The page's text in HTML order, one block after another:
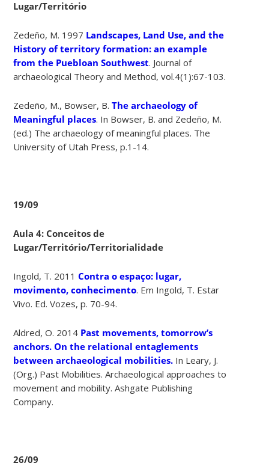
Lugar/Território
Zedeño, M. 1997 Landscapes, Land Use, and the
History of territory formation: an example
from the Puebloan Southwest. Journal of
archaeological Theory and Method, vol.4(1):67-103.
Zedeño, M., Bowser, B.The archaeology of
Meaningful places. In Bowser, B. and Zedeño, M.
(ed.) The archaeology of meaningful places. The
University of Utah Press, p.1-14.
19/09
Aula 4: Conceitos de
Lugar/Território/Territorialidade
Ingold, T. 2011Contra o espaço: lugar,
movimento, conhecimento. Em Ingold, T. Estar
Vivo. Ed. Vozes, p. 70-94.
Aldred, O. 2014 Past movements, tomorrow’s
anchors. On the relational entaglements
between archaeological mobilities. In Leary, J.
(Org.) Past Mobilities. Archaeological approaches to
movement and mobility. Ashgate Publishing
Company.
26/09